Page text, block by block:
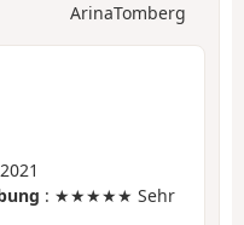
ArinaTomberg
: ★★★★★ Sehr